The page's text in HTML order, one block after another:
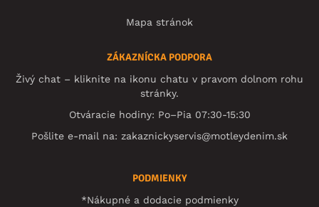
Mapa stránok
ZÁKAZNÍCKA PODPORA
Živý chat – kliknite na ikonu chatu v pravom dolnom rohu
stránky.
Otváracie hodiny: Po–Pia 07:30-15:30
Pošlite e-mail na: zakaznickyservis@motleydenim.sk
PODMIENKY
*Nákupné a dodacie podmienky